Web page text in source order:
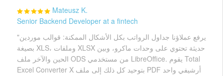
Mateusz K.
Senior Backend Developer at a fintech
"يرفع عملاؤنا جداول الرواتب بكل الأشكال الممكنة: قوالب موردين
بصيغة XLS، وملفات XLSX حديثة تحتوي على وحدات ماكرو، وبين
الحين والآخر ملف ODS من مستخدمي LibreOffice. يقوم Total
Excel Converter X بتوحيد كل ذلك إلى ملف PDF أرشيفي واحد